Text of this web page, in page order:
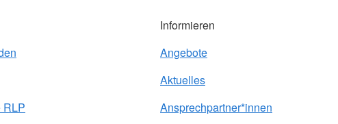
RLP
Informieren
Angebote
Aktuelles
Ansprechpartner*innen